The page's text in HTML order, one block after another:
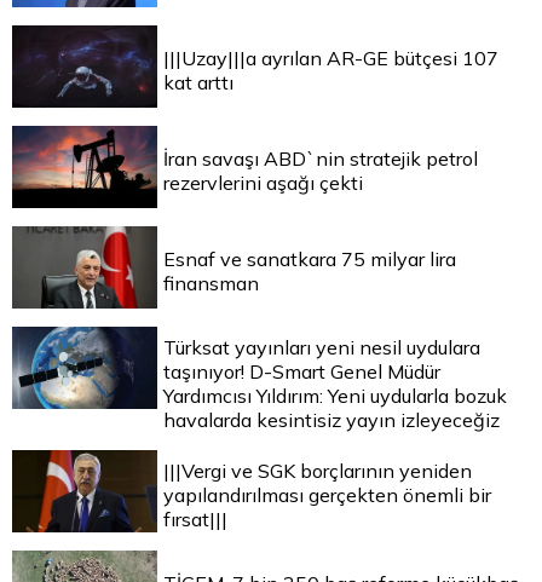
|||Uzay|||a ayrılan AR-GE bütçesi 107
kat arttı
İran savaşı ABD`nin stratejik petrol
rezervlerini aşağı çekti
Esnaf ve sanatkara 75 milyar lira
finansman
Türksat yayınları yeni nesil uydulara
taşınıyor! D-Smart Genel Müdür
Yardımcısı Yıldırım: Yeni uydularla bozuk
havalarda kesintisiz yayın izleyeceğiz
|||Vergi ve SGK borçlarının yeniden
yapılandırılması gerçekten önemli bir
fırsat|||